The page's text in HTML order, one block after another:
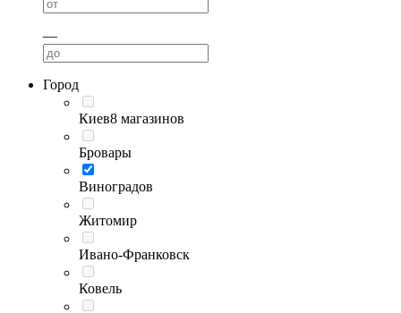
—
Город
Киев8 магазинов
Бровары
Виноградов
Житомир
Ивано-Франковск
Ковель